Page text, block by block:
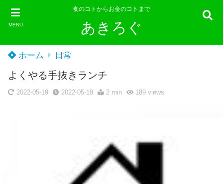
MENU
食のコトからお金のコトまで
あきろぐ
ホーム 日常
よくやる手抜きランチ
2022-05-19 2022-05-19 2 min 189views